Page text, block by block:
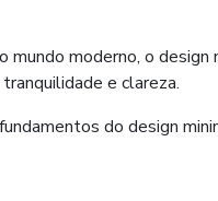
mundo moderno, o
e clareza.
do design